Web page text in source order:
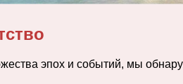
эпох и событий, мы